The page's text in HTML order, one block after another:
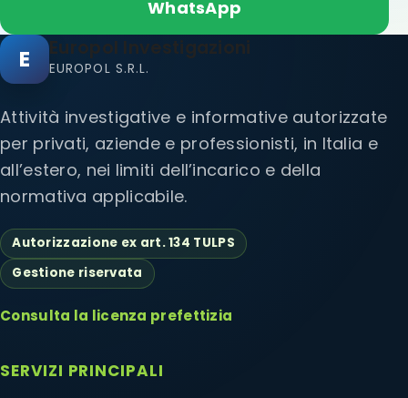
WhatsApp
E Europol Investigazioni
EUROPOL S.R.L.
Attività investigative e informative autorizzate
per privati, aziende e professionisti, in Italia e
all’estero, nei limiti dell’incarico e della
normativa applicabile.
Autorizzazione ex art. 134 TULPS
Gestione riservata
Consulta la licenza prefettizia
SERVIZI PRINCIPALI